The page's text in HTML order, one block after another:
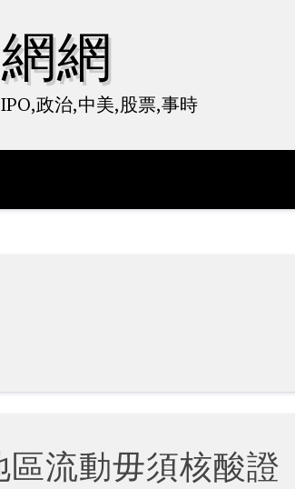
網網
政治,中美,股票,事時
流動毋須核酸證